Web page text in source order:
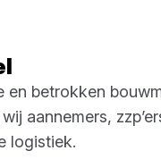
en betrokken
aannemers,
logistiek.